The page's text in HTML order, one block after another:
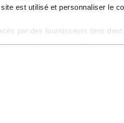
est utilisé et personnaliser le
par des fournisseurs tiers dont
site avec d’autres données que
des données personnelles